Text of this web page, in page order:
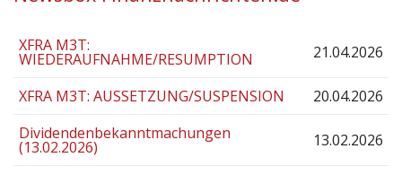
XFRA M3T:
WIEDERAUFNAHME/RESUMPTION 21.04.2026
XFRA M3T: AUSSETZUNG/SUSPENSION
20.04.2026
Dividendenbekanntmachungen
(13.02.2026) 13.02.2026